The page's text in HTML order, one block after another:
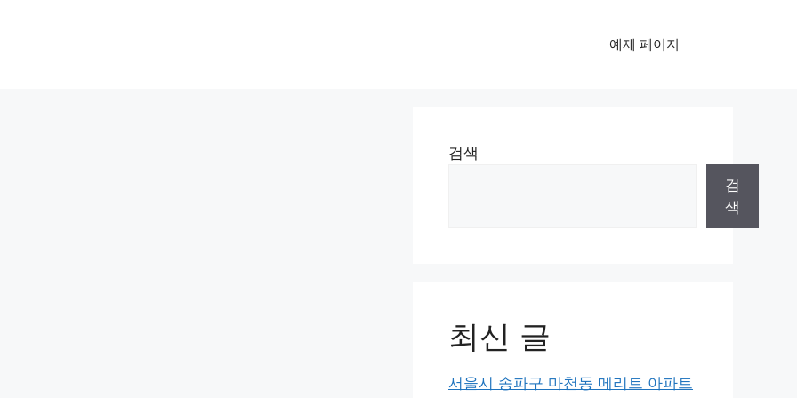
예제 페이지
검색
검
색
최신 글
서울시 송파구 마천동 메리트 아파트